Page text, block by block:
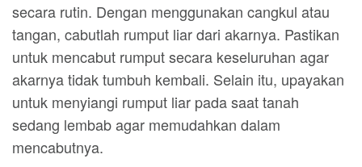
secara rutin. Dengan menggunakan cangkul atau
tangan, cabutlah rumput liar dari akarnya. Pastikan
untuk mencabut rumput secara keseluruhan agar
akarnya tidak tumbuh kembali. Selain itu, upayakan
untuk menyiangi rumput liar pada saat tanah
sedang lembab agar memudahkan dalam
mencabutnya.